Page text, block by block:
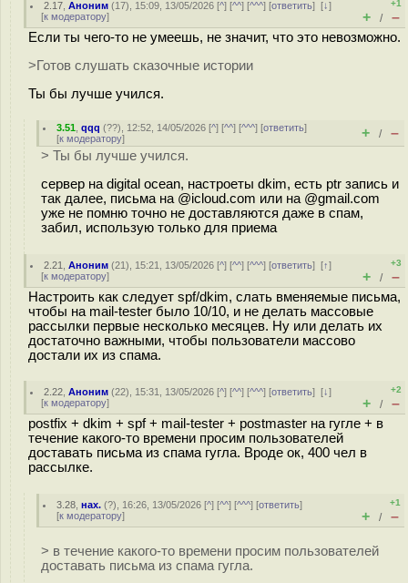
2.17 ,Аноним (17), 15:09, 13/05/2026 [^] [^^] [^^^] [ответить][↓]
[к модератору]
+1
+ / –
Если ты чего-то не умеешь, не значит, что это невозможно.
>Готов слушать сказочные истории
Ты бы лучше учился.
3.51 ,qqq (??), 12:52, 14/05/2026 [^] [^^] [^^^] [ответить]
[к модератору] + / –
> Ты бы лучше учился.
сервер на digital ocean, настроеты dkim, есть ptr запись и
так далее, письма на @icloud.com или на @gmail.com
уже не помню точно не доставляются даже в спам,
забил, использую только для приема
2.21 ,Аноним (21), 15:21, 13/05/2026 [^] [^^] [^^^] [ответить][↑]
[к модератору]
+3
+ / –
Настроить как следует spf/dkim, слать вменяемые письма,
чтобы на mail-tester было 10/10, и не делать массовые
рассылки первые несколько месяцев. Ну или делать их
достаточно важными, чтобы пользователи массово
достали их из спама.
2.22 ,Аноним (22), 15:31, 13/05/2026 [^] [^^] [^^^] [ответить][↓]
[к модератору]
+2
+ / –
postfix + dkim + spf + mail-tester + postmaster на гугле + в
течение какого-то времени просим пользователей
доставать письма из спама гугла. Вроде ок, 400 чел в
рассылке.
3.28 ,нах. (?), 16:26, 13/05/2026 [^] [^^] [^^^] [ответить]
[к модератору]
+1
+ / –
> в течение какого-то времени просим пользователей
доставать письма из спама гугла.